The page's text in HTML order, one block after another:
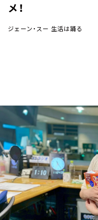
イベント・グッズ
YouTube
会社情報
メ！
ジェーン・スー 生活は踊る